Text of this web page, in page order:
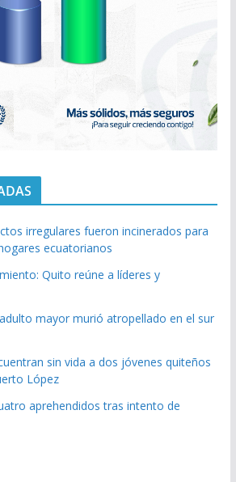
irregulares fueron incinerados para
ecuatorianos
Quito reúne a líderes y
mayor murió atropellado en el sur
sin vida a dos jóvenes quiteños
López
aprehendidos tras intento de